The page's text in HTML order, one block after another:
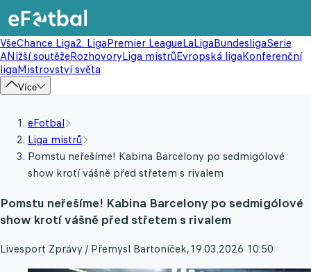
VšeChance Liga2. LigaPremier LeagueLaLigaBundesligaSerie
ANižší soutěžeRozhovoryLiga mistrůEvropská ligaKonferenční
ligaMistrovství světa
Více
eFotbal
Liga mistrů
Pomstu neřešíme! Kabina Barcelony po sedmigólové
show krotí vášně před střetem s rivalem
Pomstu neřešíme! Kabina Barcelony po sedmigólové
show krotí vášně před střetem s rivalem
Livesport Zprávy / Přemysl Bartoníček,19.03.2026 10:50